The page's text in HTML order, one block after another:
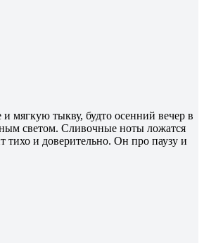
мягкую тыкву, будто осенний вечер в
светом. Сливочные ноты ложатся
тихо и доверительно. Он про паузу и